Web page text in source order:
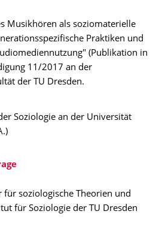
Musikhören als soziomaterielle
Praktiken und
(Publikation in
11/2017 an der
der TU Dresden.
Soziologie an der Universität
für soziologische Theorien und
für Soziologie der TU Dresden